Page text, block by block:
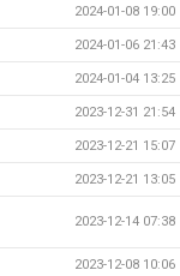
2024-01-08 19:00
2024-01-06 21:43
2024-01-04 13:25
2023-12-31 21:54
2023-12-21 15:07
2023-12-21 13:05
2023-12-14 07:38
2023-12-08 10:06